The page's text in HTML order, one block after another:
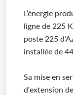
L’énergie
ligne de 225
poste 225
installée de
Sa mise en
d'extension